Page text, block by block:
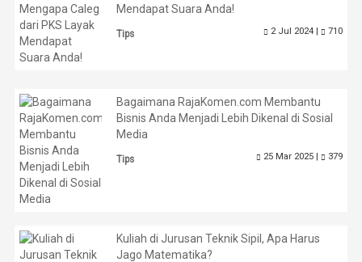
Mendapat Suara Anda!
Tips 2 Jul 2024 | 710
Bagaimana RajaKomen.com Membantu
Bisnis Anda Menjadi Lebih Dikenal di Sosial
Media
Tips 25 Mar 2025 | 379
Kuliah di Jurusan Teknik Sipil, Apa Harus
Jago Matematika?